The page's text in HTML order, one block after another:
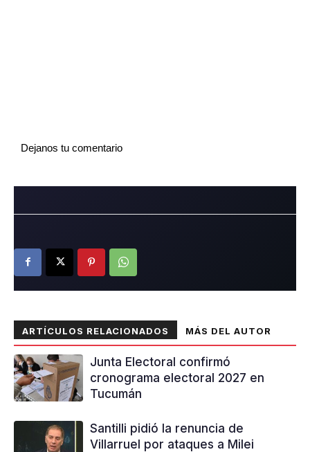
Dejanos tu comentario
ARTÍCULOS RELACIONADOS MÁS DEL AUTOR
Junta Electoral confirmó
cronograma electoral 2027 en
Tucumán
Santilli pidió la renuncia de
Villarruel por ataques a Milei